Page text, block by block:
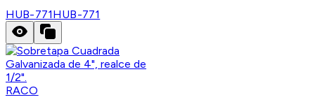
HUB-771HUB-771
RACO